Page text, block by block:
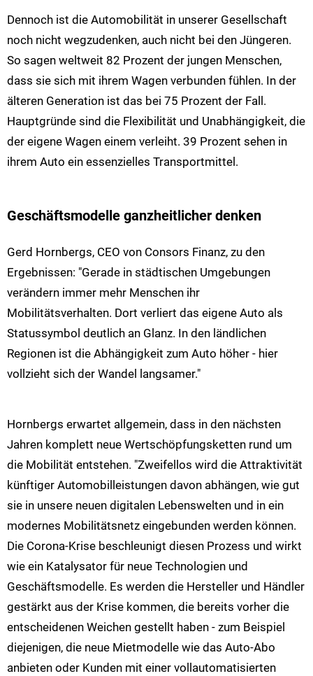
Dennoch ist die Automobilität in unserer Gesellschaft
noch nicht wegzudenken, auch nicht bei den Jüngeren.
So sagen weltweit 82 Prozent der jungen Menschen,
dass sie sich mit ihrem Wagen verbunden fühlen. In der
älteren Generation ist das bei 75 Prozent der Fall.
Hauptgründe sind die Flexibilität und Unabhängigkeit, die
der eigene Wagen einem verleiht. 39 Prozent sehen in
ihrem Auto ein essenzielles Transportmittel.
Geschäftsmodelle ganzheitlicher denken
Gerd Hornbergs, CEO von Consors Finanz, zu den
Ergebnissen: "Gerade in städtischen Umgebungen
verändern immer mehr Menschen ihr
Mobilitätsverhalten. Dort verliert das eigene Auto als
Statussymbol deutlich an Glanz. In den ländlichen
Regionen ist die Abhängigkeit zum Auto höher - hier
vollzieht sich der Wandel langsamer."
Hornbergs erwartet allgemein, dass in den nächsten
Jahren komplett neue Wertschöpfungsketten rund um
die Mobilität entstehen. "Zweifellos wird die Attraktivität
künftiger Automobilleistungen davon abhängen, wie gut
sie in unsere neuen digitalen Lebenswelten und in ein
modernes Mobilitätsnetz eingebunden werden können.
Die Corona-Krise beschleunigt diesen Prozess und wirkt
wie ein Katalysator für neue Technologien und
Geschäftsmodelle. Es werden die Hersteller und Händler
gestärkt aus der Krise kommen, die bereits vorher die
entscheidenen Weichen gestellt haben - zum Beispiel
diejenigen, die neue Mietmodelle wie das Auto-Abo
anbieten oder Kunden mit einer vollautomatisierten